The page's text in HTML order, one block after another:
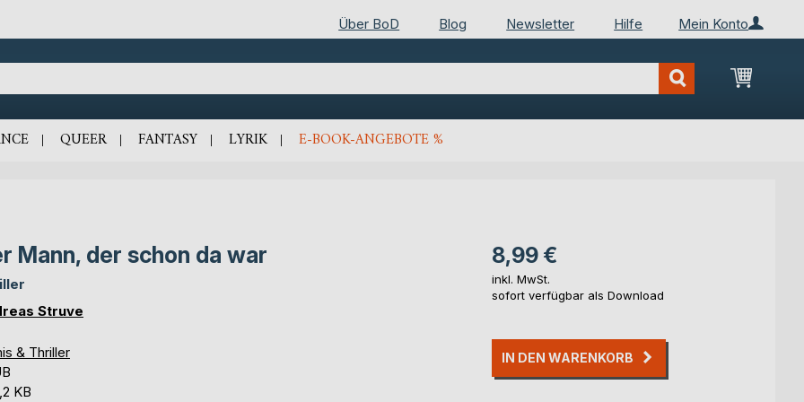
Mein Konto
Über BoD Blog Newsletter Hilfe
Mein
QUEER FANTASY LYRIK E-BOOK-ANGEBOTE %
Mann, der schon da war
Struve
& Thriller
KB
8,99 €
inkl. MwSt.
sofort verfügbar als Download
IN DEN WARENKORB